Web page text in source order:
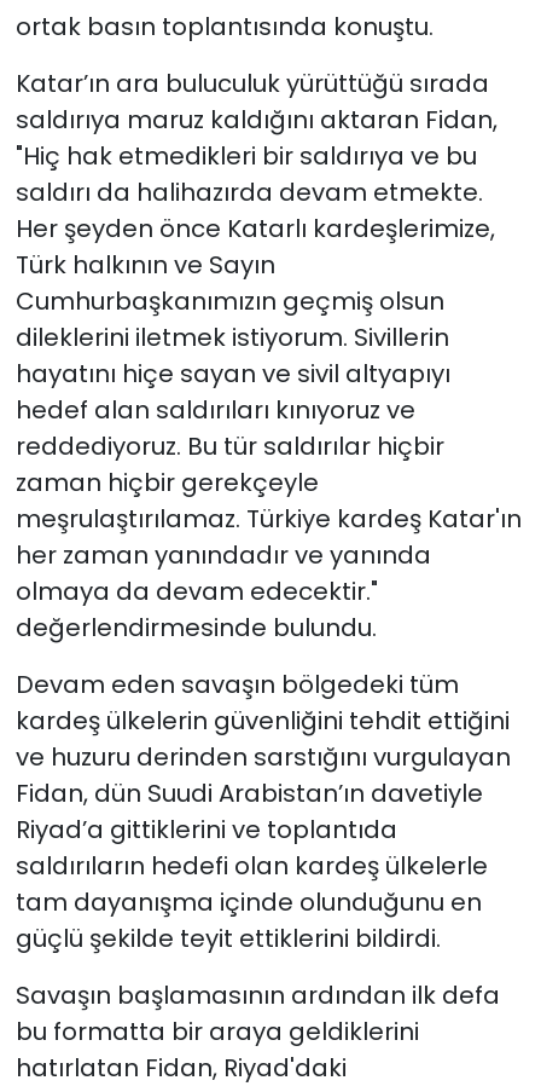
ortak basın toplantısında konuştu.
Katar’ın ara buluculuk yürüttüğü sırada
saldırıya maruz kaldığını aktaran Fidan,
"Hiç hak etmedikleri bir saldırıya ve bu
saldırı da halihazırda devam etmekte.
Her şeyden önce Katarlı kardeşlerimize,
Türk halkının ve Sayın
Cumhurbaşkanımızın geçmiş olsun
dileklerini iletmek istiyorum. Sivillerin
hayatını hiçe sayan ve sivil altyapıyı
hedef alan saldırıları kınıyoruz ve
reddediyoruz. Bu tür saldırılar hiçbir
zaman hiçbir gerekçeyle
meşrulaştırılamaz. Türkiye kardeş Katar'ın
her zaman yanındadır ve yanında
olmaya da devam edecektir."
değerlendirmesinde bulundu.
Devam eden savaşın bölgedeki tüm
kardeş ülkelerin güvenliğini tehdit ettiğini
ve huzuru derinden sarstığını vurgulayan
Fidan, dün Suudi Arabistan’ın davetiyle
Riyad’a gittiklerini ve toplantıda
saldırıların hedefi olan kardeş ülkelerle
tam dayanışma içinde olunduğunu en
güçlü şekilde teyit ettiklerini bildirdi.
Savaşın başlamasının ardından ilk defa
bu formatta bir araya geldiklerini
hatırlatan Fidan, Riyad'daki